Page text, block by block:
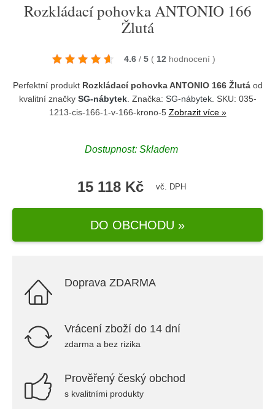
Rozkládací pohovka ANTONIO 166
Žlutá
4.6 / 5 ( 12 hodnocení )
Perfektní produkt Rozkládací pohovka ANTONIO 166 Žlutáod
kvalitní značky SG-nábytek. Značka: SG-nábytek. SKU: 035-
1213-cis-166-1-v-166-krono-5 Zobrazit více »
Dostupnost: Skladem
15 118 Kč vč. DPH
DO OBCHODU »
Doprava ZDARMA
Vrácení zboží do 14 dní
zdarma a bez rizika
Prověřený český obchod
s kvalitními produkty